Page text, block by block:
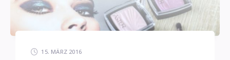
15. MÄRZ 2016